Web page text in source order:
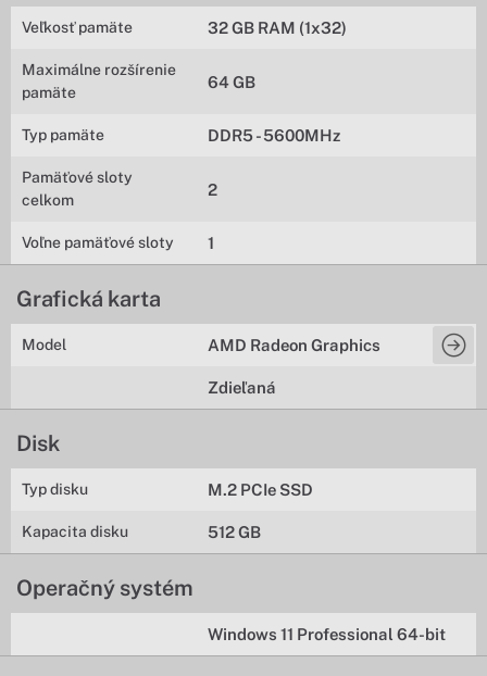
Veľkosť pamäte 32 GB RAM (1x32)
Maximálne rozšírenie
pamäte
64 GB
Typ pamäte DDR5 - 5600MHz
Pamäťové sloty
celkom
2
Voľne pamäťové sloty 1
Grafická karta
Model AMD Radeon Graphics
Zdieľaná
Disk
Typ disku M.2 PCIe SSD
Kapacita disku 512 GB
Operačný systém
Windows 11 Professional 64-bit